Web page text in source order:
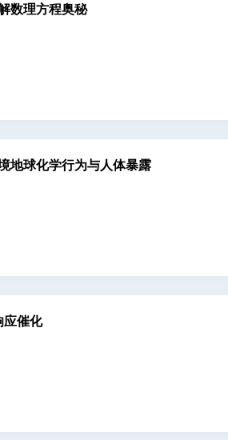
数理方程奥秘
地球化学行为与人体暴露
应催化